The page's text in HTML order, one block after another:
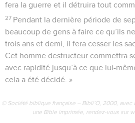
fera la guerre et il détruira tout
27 Pendant la dernière période de
beaucoup de gens à faire ce qu’ils
trois ans et demi, il fera cesser les
Cet homme destructeur commettra
avec rapidité jusqu’à ce que lui-
cela a été décidé. »
© Société biblique française – Bibli’O, 2000, avec
une Bible imprimée, rendez-vous sur